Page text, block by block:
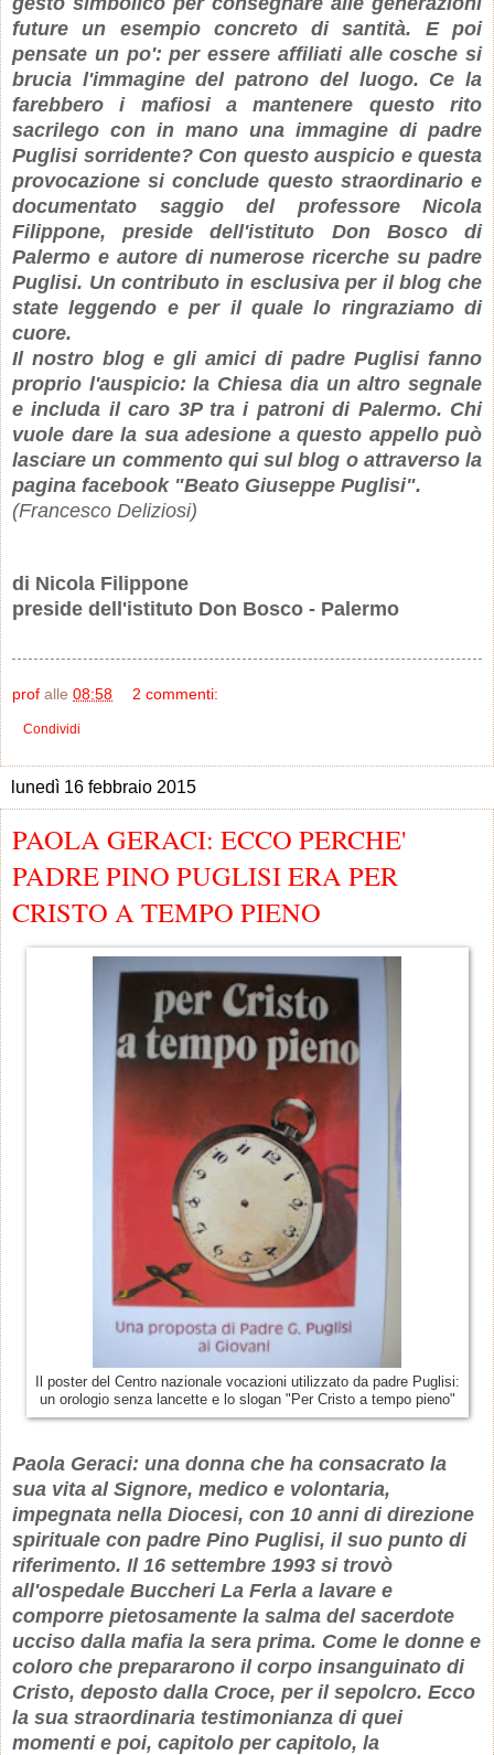
future un esempio concreto di santità. E poi
pensate un po': per essere affiliati alle cosche si
brucia l'immagine del patrono del luogo. Ce la
farebbero i mafiosi a mantenere questo rito
sacrilego con in mano una immagine di padre
Puglisi sorridente? Con questo auspicio e questa
provocazione si conclude questo straordinario e
documentato saggio del professore Nicola
Filippone, preside dell'istituto Don Bosco di
Palermo e autore di numerose ricerche su padre
Puglisi. Un contributo in esclusiva per il blog che
state leggendo e per il quale lo ringraziamo di
cuore.
Il nostro blog e gli amici di padre Puglisi fanno
proprio l'auspicio: la Chiesa dia un altro segnale
e includa il caro 3P tra i patroni di Palermo. Chi
vuole dare la sua adesione a questo appello può
lasciare un commento qui sul blog o attraverso la
pagina facebook "Beato Giuseppe Puglisi".
(Francesco Deliziosi)
di Nicola Filippone
preside dell'istituto Don Bosco - Palermo
prof alle 08:58 2 commenti:
Condividi
lunedì 16 febbraio 2015
PAOLA GERACI: ECCO PERCHE'
PADRE PINO PUGLISI ERA PER
CRISTO A TEMPO PIENO
Il poster del Centro nazionale vocazioni utilizzato da padre Puglisi:
un orologio senza lancette e lo slogan "Per Cristo a tempo pieno"
Paola Geraci: una donna che ha consacrato la
sua vita al Signore, medico e volontaria,
impegnata nella Diocesi, con 10 anni di direzione
spirituale con padre Pino Puglisi, il suo punto di
riferimento. Il 16 settembre 1993 si trovò
all'ospedale Buccheri La Ferla a lavare e
comporre pietosamente la salma del sacerdote
ucciso dalla mafia la sera prima. Come le donne e
coloro che prepararono il corpo insanguinato di
Cristo, deposto dalla Croce, per il sepolcro. Ecco
la sua straordinaria testimonianza di quei
momenti e poi, capitolo per capitolo, la